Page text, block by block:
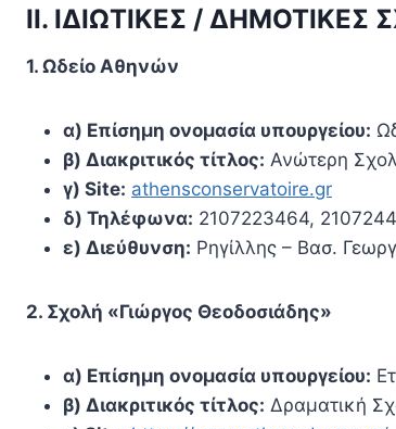
ΙΙ. ΙΔΙΩΤΙΚΕΣ / ΔΗΜΟΤΙΚΕΣ
1. Ωδείο Αθηνών
α) Επίσημη ονομασία υπουργείου:
β) Διακριτικός τίτλος: Ανώτερη
γ) Site: athensconservatoire.gr
δ) Τηλέφωνα: 2107223464,
ε) Διεύθυνση: Ρηγίλλης – Βασ.
2. Σχολή «Γιώργος Θεοδοσιάδης»
α) Επίσημη ονομασία υπουργείου:
β) Διακριτικός τίτλος: Δραματική